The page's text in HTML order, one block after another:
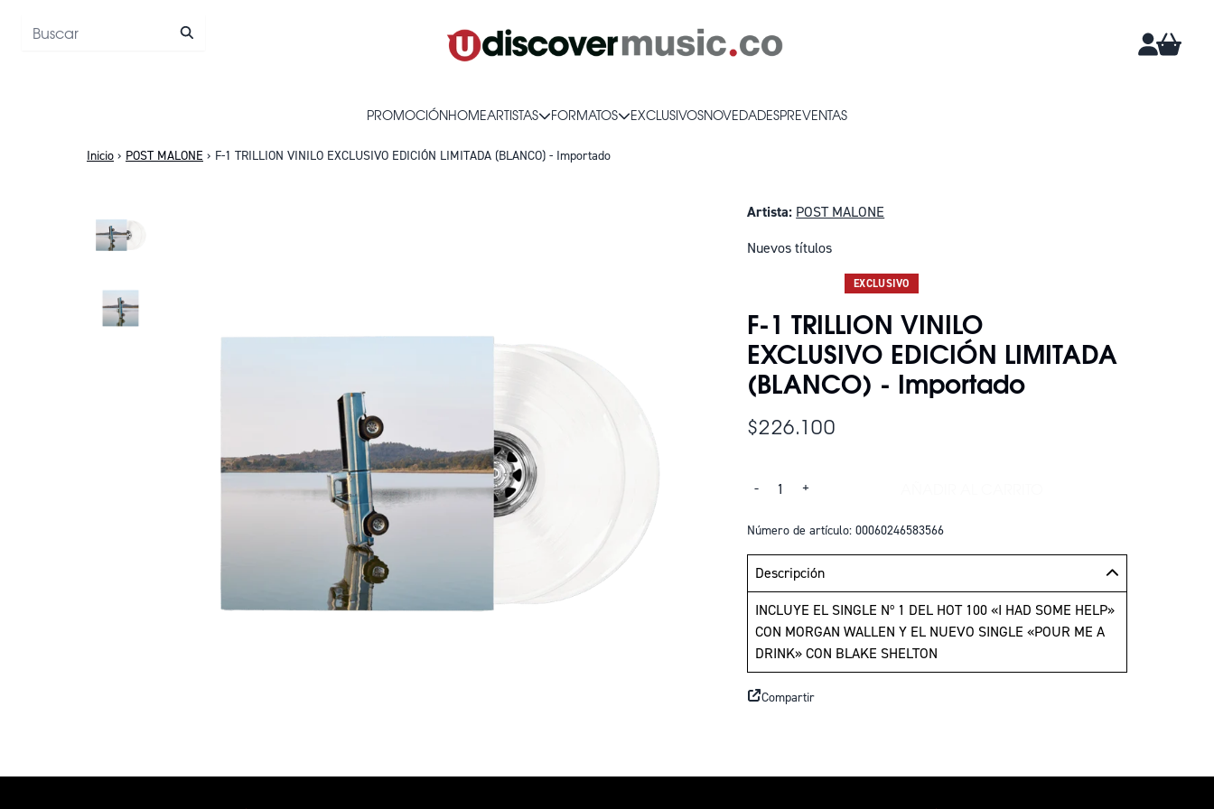
PROMOCIÓNHOMEARTISTAS FORMATOS EXCLUSIVOSNOVEDADESPREVENTAS
Inicio › POST MALONE › F-1 TRILLION VINILO EXCLUSIVO EDICIÓN LIMITADA (BLANCO) - Importado
Artista: POST MALONE
Nuevos títulos
EXCLUSIVO
F-1 TRILLION VINILO
EXCLUSIVO EDICIÓN LIMITADA
(BLANCO) - Importado
$226.100
Cantidad
- +
Número de artículo: 00060246583566
Descripción
INCLUYE EL SINGLE Nº 1 DEL HOT 100 «I HAD SOME HELP»
CON MORGAN WALLEN Y EL NUEVO SINGLE «POUR ME A
DRINK» CON BLAKE SHELTON
Compartir